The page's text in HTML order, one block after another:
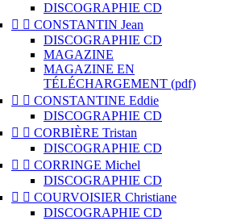
DISCOGRAPHIE CD
  CONSTANTIN Jean
DISCOGRAPHIE CD
MAGAZINE
MAGAZINE EN
TÉLÉCHARGEMENT (pdf)
  CONSTANTINE Eddie
DISCOGRAPHIE CD
  CORBIÈRE Tristan
DISCOGRAPHIE CD
  CORRINGE Michel
DISCOGRAPHIE CD
  COURVOISIER Christiane
DISCOGRAPHIE CD